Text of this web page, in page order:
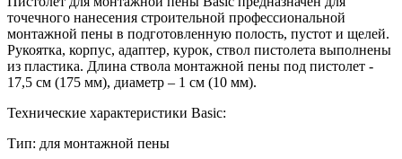
точечного нанесения строительной профессиональной
монтажной пены в подготовленную полость, пустот и щелей.
Рукоятка, корпус, адаптер, курок, ствол пистолета выполнены
из пластика. Длина ствола монтажной пены под пистолет -
17,5 см (175 мм), диаметр – 1 см (10 мм).
Технические характеристики Basic:
Тип: для монтажной пены